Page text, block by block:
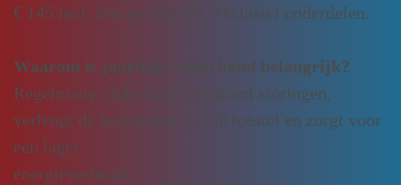
€ 145 incl. btw per bezoek, exclusief onderdelen.
Waarom is jaarlijks onderhoud belangrijk?
Regelmatig onderhoud voorkomt storingen,
verlengt de levensduur van je toestel en zorgt voor
een lager
energieverbruik.